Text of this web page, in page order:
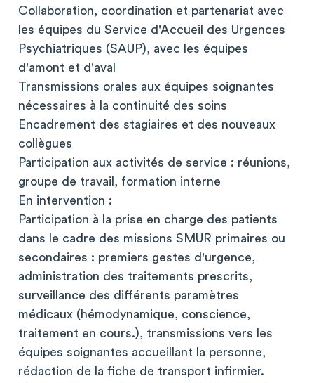
Collaboration, coordination et partenariat avec
les équipes du Service d'Accueil des Urgences
Psychiatriques (SAUP), avec les équipes
d'amont et d'aval
Transmissions orales aux équipes soignantes
nécessaires à la continuité des soins
Encadrement des stagiaires et des nouveaux
collègues
Participation aux activités de service : réunions,
groupe de travail, formation interne
En intervention :
Participation à la prise en charge des patients
dans le cadre des missions SMUR primaires ou
secondaires : premiers gestes d'urgence,
administration des traitements prescrits,
surveillance des différents paramètres
médicaux (hémodynamique, conscience,
traitement en cours.), transmissions vers les
équipes soignantes accueillant la personne,
rédaction de la fiche de transport infirmier.